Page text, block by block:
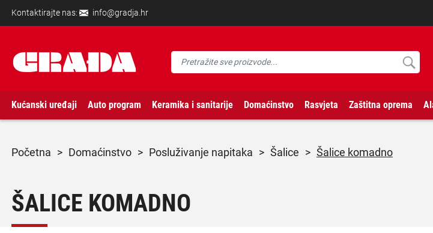
Kontaktirajte nas: info@gradja.hr
Kućanski uređaji Auto program Keramika i sanitarije Domaćinstvo Rasvjeta Zaštitna oprema
početna > domaćinstvo > posluživanje napitaka > šalice > Šalice komadno
ŠALICE KOMADNO